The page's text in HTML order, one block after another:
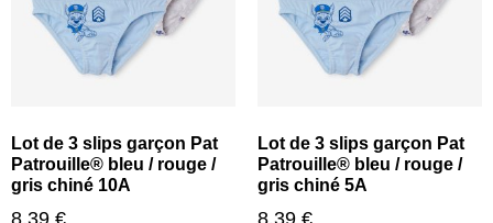
Lot de 3 slips garçon Pat
Patrouille® bleu / rouge /
gris chiné 10A
8,39 €
Lot de 3 slips garçon Pat
Patrouille® bleu / rouge /
gris chiné 5A
8,39 €